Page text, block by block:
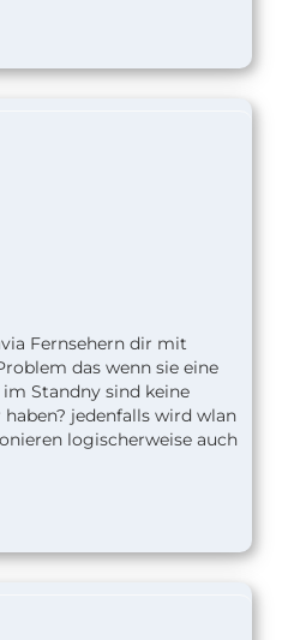
Fernsehern dir mit
das wenn sie eine
Standny sind keine
jedenfalls wird wlan
logischerweise auch